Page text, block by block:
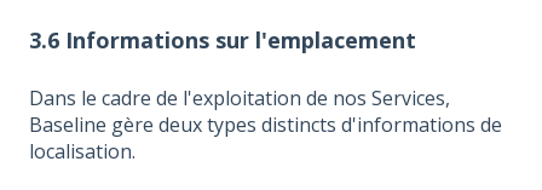
3.6 Informations sur l'emplacement
Dans le cadre de l'exploitation de nos Services,
Baseline gère deux types distincts d'informations de
localisation.